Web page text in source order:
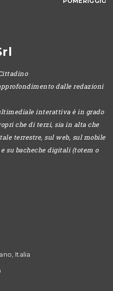
dalle redazioni
interattiva è in grado
che di terzi, sia in alta che
terrestre, sul web, sul mobile
su bacheche digitali (totem o
Italia